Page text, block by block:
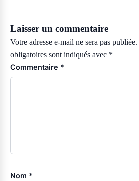
Laisser un commentaire
Votre adresse e-mail ne sera pas publiée.
obligatoires sont indiqués avec *
Commentaire *
Nom *